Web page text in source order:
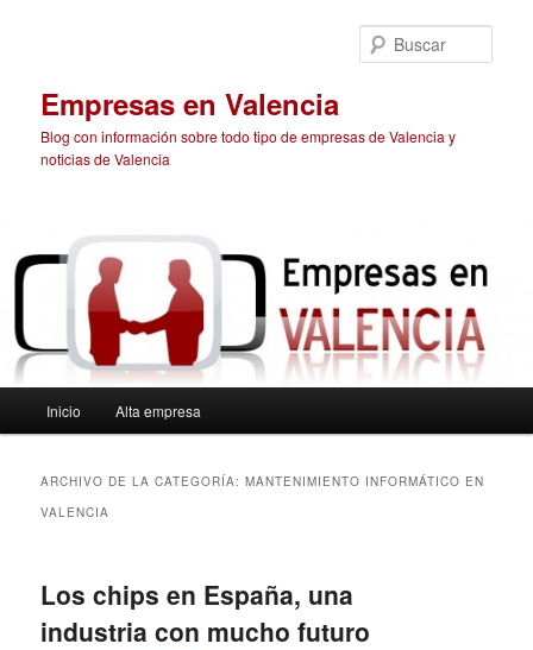
Empresas en Valencia
Blog con información sobre todo tipo de empresas de Valencia y
noticias de Valencia
principal
Inicio Alta empresa
ARCHIVO DE LA CATEGORÍA:MANTENIMIENTO INFORMÁTICO EN
VALENCIA
Los chips en España, una
industria con mucho futuro